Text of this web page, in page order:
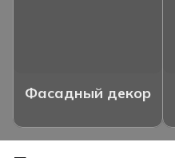
Фасадный декор